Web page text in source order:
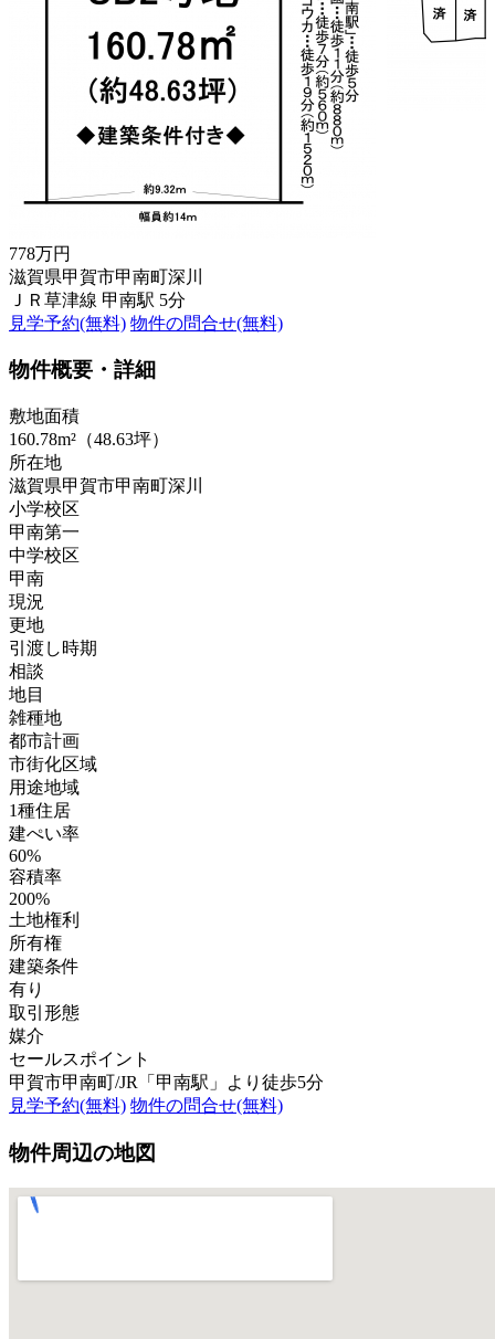
778万円
滋賀県甲賀市甲南町深川
ＪＲ草津線 甲南駅 5分
見学予約(無料) 物件の問合せ(無料)
物件概要・詳細
敷地面積
160.78m²（48.63坪）
所在地
滋賀県甲賀市甲南町深川
小学校区
甲南第一
中学校区
甲南
現況
更地
引渡し時期
相談
地目
雑種地
都市計画
市街化区域
用途地域
1種住居
建ぺい率
60%
容積率
200%
土地権利
所有権
建築条件
有り
取引形態
媒介
セールスポイント
甲賀市甲南町/JR「甲南駅」より徒歩5分
見学予約(無料) 物件の問合せ(無料)
物件周辺の地図